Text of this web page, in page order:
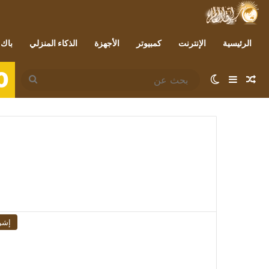
الرئيسية الإنترنت كمبيوتر الأجهزة الذكاء المنزلي
مقال عشوائي
إضافة عمود جانبي
الوضع المظلم
بحث
عن